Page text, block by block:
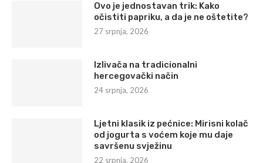
Ovo je jednostavan trik: Kako
očistiti papriku, a da je ne oštetite?
27 srpnja, 2026
Izlivača na tradicionalni
hercegovački način
24 srpnja, 2026
Ljetni klasik iz pećnice: Mirisni kolač
od jogurta s voćem koje mu daje
savršenu svježinu
22 srpnja, 2026